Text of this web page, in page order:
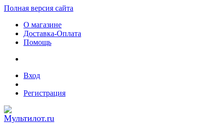
Полная версия сайта
О магазине
Доставка-Оплата
Помощь
Вход
Регистрация